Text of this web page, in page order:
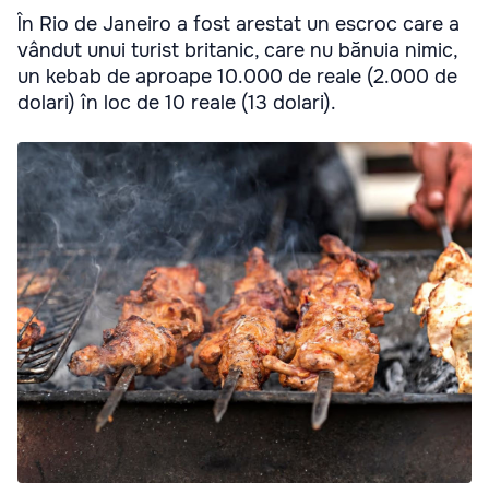
În Rio de Janeiro a fost arestat un escroc care a
vândut unui turist britanic, care nu bănuia nimic,
un kebab de aproape 10.000 de reale (2.000 de
dolari) în loc de 10 reale (13 dolari).